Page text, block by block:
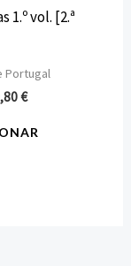
1.º vol. [2.ª
Portugal
€